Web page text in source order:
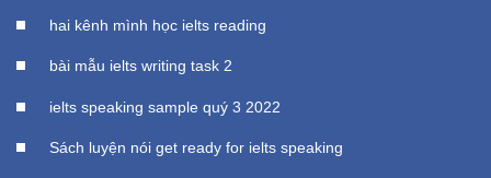
hai kênh mình học ielts reading
bài mẫu ielts writing task 2
ielts speaking sample quý 3 2022
Sách luyện nói get ready for ielts speaking